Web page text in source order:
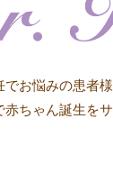
でお悩みの患者様
ちゃん誕生を